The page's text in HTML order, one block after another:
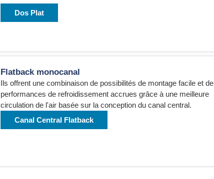
Dos Plat
Flatback monocanal
Ils offrent une combinaison de possibilités de montage facile et de
performances de refroidissement accrues grâce à une meilleure
circulation de l'air basée sur la conception du canal central.
Canal Central Flatback